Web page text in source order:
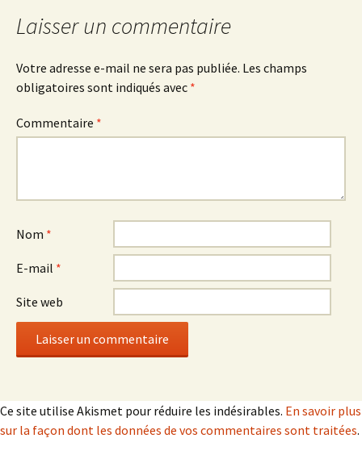
Laisser un commentaire
Votre adresse e-mail ne sera pas publiée. Les champs
obligatoires sont indiqués avec *
Commentaire *
Nom *
E-mail *
Site web
Ce site utilise Akismet pour réduire les indésirables. En savoir plus
sur la façon dont les données de vos commentaires sont traitées.